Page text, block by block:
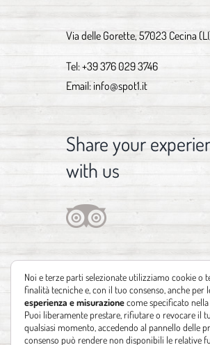
Via delle Gorette, 57023 Cecina
Tel:+39 376 029 3746
Email: info@spot1.it
Share your
with us
Noi e terze parti selezionate utilizziamo cookie o
finalità tecniche e, con il tuo consenso, anche per
esperienza e misurazionecome specificato nella
Puoi liberamente prestare, rifiutare o revocare il
qualsiasi momento, accedendo al pannello delle
consenso può rendere non disponibili le relative